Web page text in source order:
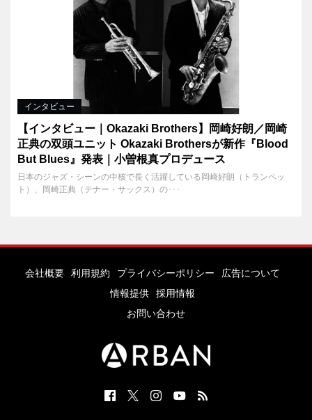
インタビュー
【インタビュー｜Okazaki Brothers】岡崎好朗／岡崎
正典の双頭ユニット Okazaki Brothersが新作『Blood
But Blues』発表｜小曽根真プロデュース
日本のジャズ・シーンの中核で長く活躍している岡崎好朗（トランペッ
ト）、岡崎正典（テナー・サックス）の･･･
会社概要 利用規約 プライバシーポリシー
広告について
情報提供
採用情報
お問い合わせ